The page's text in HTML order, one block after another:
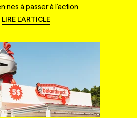
à passer à l'action
LIRE L'ARTICLE